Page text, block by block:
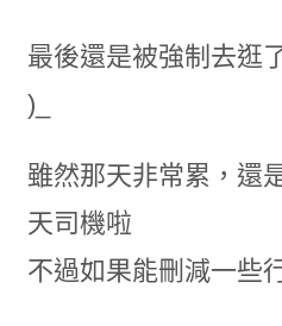
最後還是被強制去逛
)_
雖然那天非常累，還
天司機啦
不過如果能刪減一些